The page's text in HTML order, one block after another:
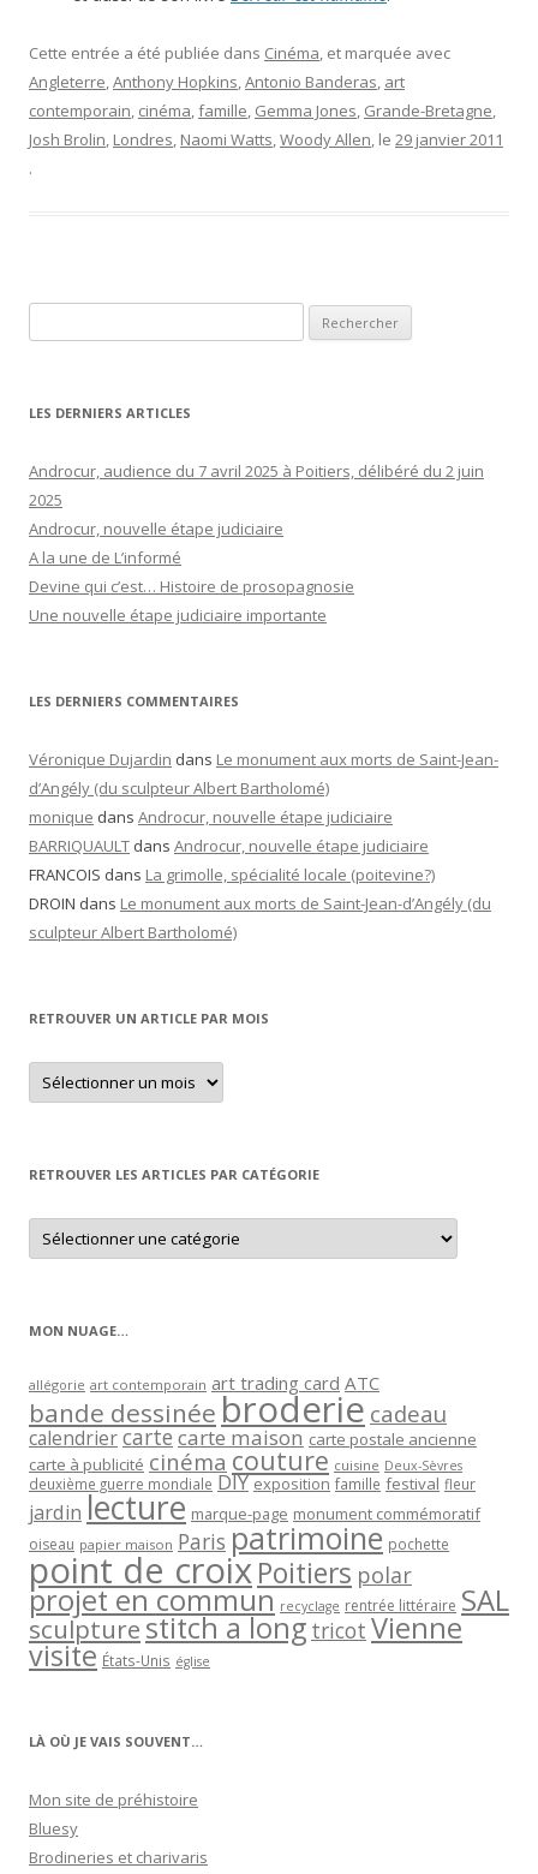
Cette entrée a été publiée dans Cinéma, et marquée avec
Angleterre,Anthony Hopkins,Antonio Banderas, art
contemporain, cinéma,famille, Gemma Jones, Grande-Bretagne,
Josh Brolin, Londres, Naomi Watts,Woody Allen, le 29 janvier 2011
.
LES DERNIERS ARTICLES
Androcur, audience du 7 avril 2025 à Poitiers, délibéré du 2 juin
2025
Androcur, nouvelle étape judiciaire
A la une de L’informé
Devine qui c’est… Histoire de prosopagnosie
Une nouvelle étape judiciaire importante
LES DERNIERS COMMENTAIRES
Véronique Dujardin dans Le monument aux morts de Saint-Jean-
d’Angély (du sculpteur Albert Bartholomé)
monique dans Androcur, nouvelle étape judiciaire
BARRIQUAULT dans Androcur, nouvelle étape judiciaire
FRANCOIS dans La grimolle, spécialité locale (poitevine?)
DROIN dans Le monument aux morts de Saint-Jean-d’Angély (du
sculpteur Albert Bartholomé)
RETROUVER UN ARTICLE PAR MOIS
Retrouver
un
article
RETROUVER LES ARTICLES PAR CATÉGORIE
Retrouver
les
articles
MON NUAGE…
allégorie art contemporain art trading card ATC
bande dessinée broderie cadeau
calendriercartecarte maison carte postale ancienne
carte à publicité cinéma couture cuisine Deux-Sèvres
deuxième guerre mondiale DIY exposition famille festival fleur
jardin lecture marque-page monument commémoratif
oiseau papier maison Paris patrimoine pochette
point de croixPoitiers polar
projet en commun recyclage rentrée littéraire SAL
sculpturestitch a long tricot Vienne
visite États-Unis église
LÀ OÙ JE VAIS SOUVENT…
Mon site de préhistoire
Bluesy
Brodineries et charivaris